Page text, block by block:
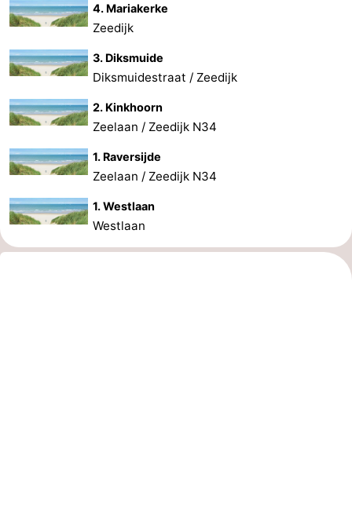
4. Mariakerke
Zeedijk
3. Diksmuide
Diksmuidestraat / Zeedijk
2. Kinkhoorn
Zeelaan / Zeedijk N34
1. Raversijde
Zeelaan / Zeedijk N34
1. Westlaan
Westlaan